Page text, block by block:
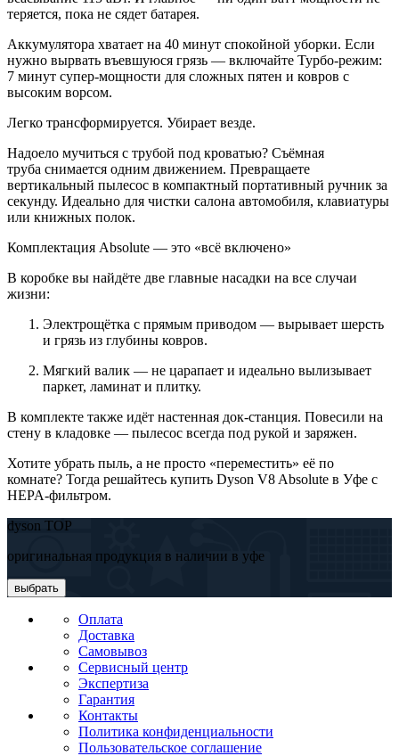
теряется, пока не сядет батарея.
Аккумулятора хватает на 40 минут спокойной уборки. Если
нужно вырвать въевшуюся грязь — включайте Турбо-режим:
7 минут супер-мощности для сложных пятен и ковров с
высоким ворсом.
Легко трансформируется. Убирает везде.
Надоело мучиться с трубой под кроватью? Съёмная
труба снимается одним движением. Превращаете
вертикальный пылесос в компактный портативный ручник за
секунду. Идеально для чистки салона автомобиля, клавиатуры
или книжных полок.
Комплектация Absolute — это «всё включено»
В коробке вы найдёте две главные насадки на все случаи
жизни:
Электрощётка с прямым приводом — вырывает шерсть
и грязь из глубины ковров.
Мягкий валик — не царапает и идеально вылизывает
паркет, ламинат и плитку.
В комплекте также идёт настенная док-станция. Повесили на
стену в кладовке — пылесос всегда под рукой и заряжен.
Хотите убрать пыль, а не просто «переместить» её по
комнате? Тогда решайтесь купить Dyson V8 Absolute в Уфе с
HEPA-фильтром.
dyson TOP
оригинальная продукция в наличии в уфе
выбрать
Оплата
Доставка
Самовывоз
Сервисный центр
Экспертиза
Гарантия
Контакты
Политика конфиденциальности
Пользовательское соглашение